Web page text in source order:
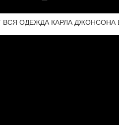
ОДЕЖДА КАРЛА ДЖОНСОНА В